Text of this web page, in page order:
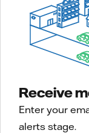
Receive
Enter your
alerts stage.